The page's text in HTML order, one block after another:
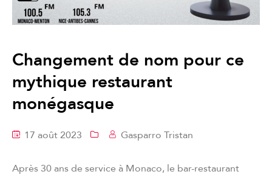
Changement de nom pour ce
mythique restaurant
monégasque
17 août 2023 Gasparro Tristan
Après 30 ans de service à Monaco, le bar-restaurant